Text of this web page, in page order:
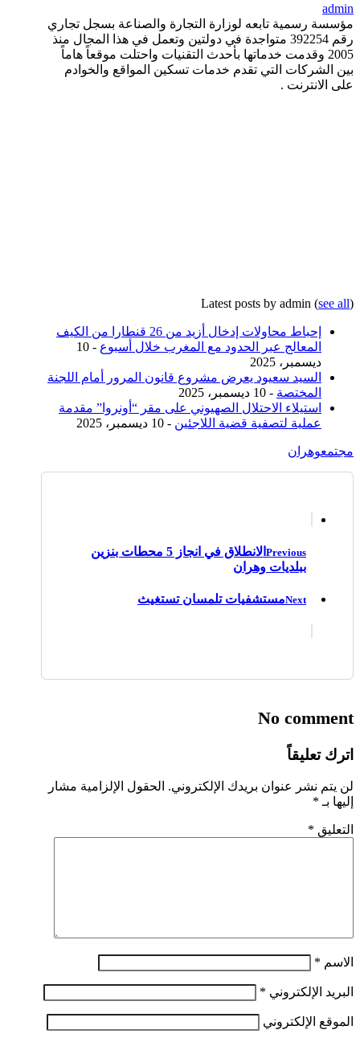
admin
مؤسسة رسمية تابعه لوزارة التجارة والصناعة بسجل تجاري
رقم 392254 متواجدة في دولتين وتعمل في هذا المجال منذ
2005 وقدمت خدماتها بأحدث التقنيات واحتلت موقعاً هاماً
بين الشركات التي تقدم خدمات تسكين المواقع والخوادم
على الانترنت .
Latest posts by admin (see all)
إحباط محاولات إدخال أزيد من 26 قنطارا من الكيف
المعالج عبر الحدود مع المغرب خلال أسبوع
- 10
ديسمبر، 2025
السيد سعيود يعرض مشروع قانون المرور أمام اللجنة
المختصة - 10 ديسمبر، 2025
استيلاء الاحتلال الصهيوني على مقر “أونروا” مقدمة
عملية لتصفية قضية اللاجئين - 10 ديسمبر، 2025
مجتمعوهران
Previous
الانطلاق في انجاز 5 محطات بنزين
ببلديات وهران
Nextمستشفيات تلمسان تستغيث
No comment
اترك تعليقاً
لن يتم نشر عنوان بريدك الإلكتروني. الحقول الإلزامية مشار
إليها بـ *
التعليق *
الاسم *
البريد الإلكتروني *
الموقع الإلكتروني